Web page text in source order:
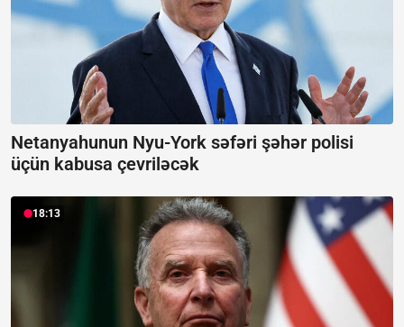
Netanyahunun Nyu-York səfəri şəhər polisi
üçün kabusa çevriləcək
18:13